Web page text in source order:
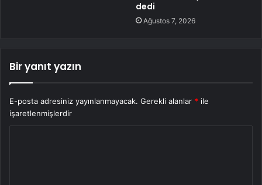
dedi
Ağustos 7, 2026
Bir yanıt yazın
E-posta adresiniz yayınlanmayacak. Gerekli alanlar * ile
işaretlenmişlerdir